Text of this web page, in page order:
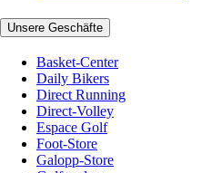
Unsere Geschäfte
Basket-Center
Daily Bikers
Direct Running
Direct-Volley
Espace Golf
Foot-Store
Galopp-Store